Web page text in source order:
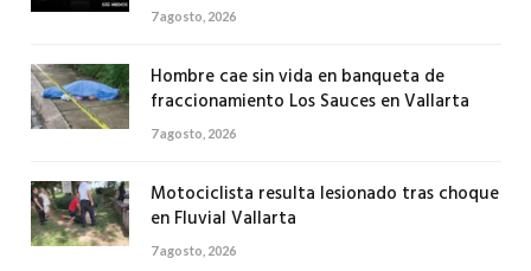
7 agosto, 2026
Hombre cae sin vida en banqueta de
fraccionamiento Los Sauces en Vallarta
7 agosto, 2026
Motociclista resulta lesionado tras choque
en Fluvial Vallarta
7 agosto, 2026